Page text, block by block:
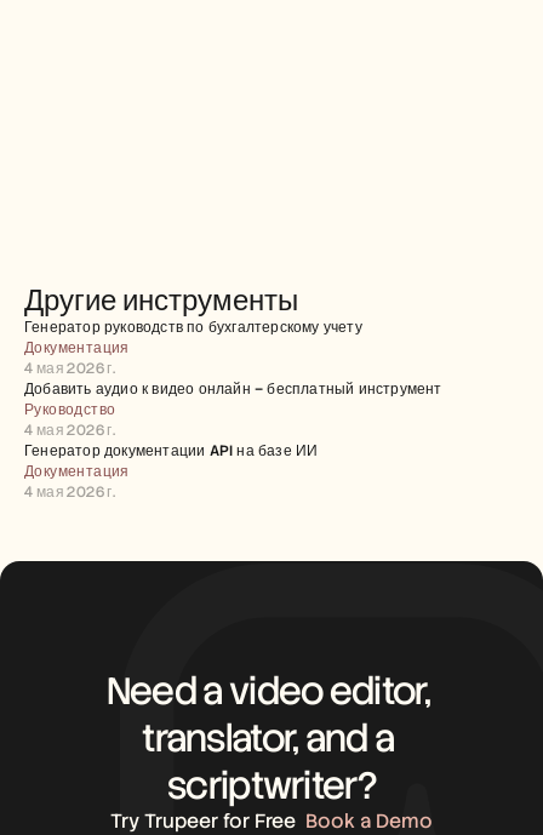
Другие инструменты
Генератор руководств по бухгалтерскому учету
Документация
4 мая 2026 г.
Добавить аудио к видео онлайн – бесплатный инструмент
Руководство
4 мая 2026 г.
Генератор документации API на базе ИИ
Документация
4 мая 2026 г.
Need a video editor,
translator, and a
scriptwriter?
Try Trupeer for Free Book a Demo